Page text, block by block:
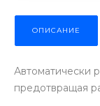
ОПИСАНИЕ
Автоматически
предотвращая